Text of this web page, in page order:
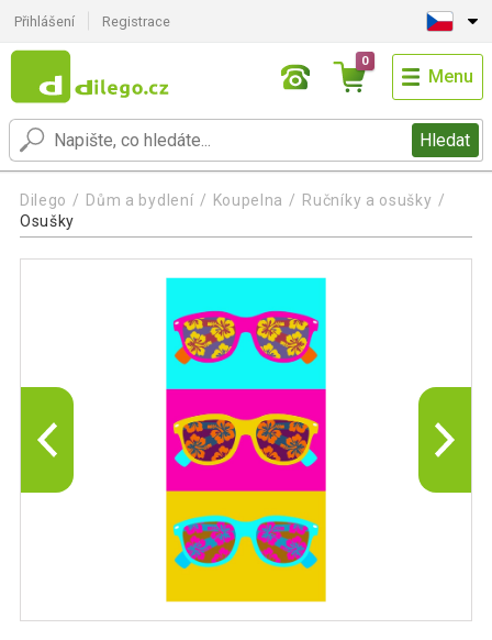
Přihlášení Registrace
Hledat
0
Menu
Dilego Dům a bydlení Koupelna
Ručníky a osušky
Osušky